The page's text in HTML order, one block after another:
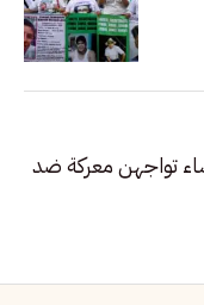
تواجهن معركة ضد